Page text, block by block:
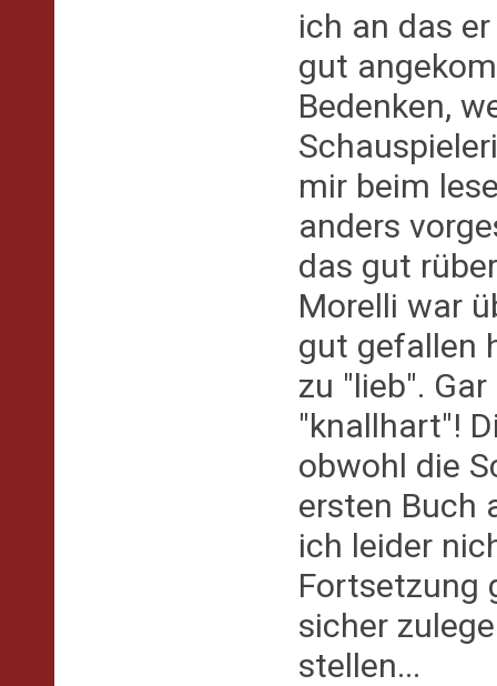
ich an das
gut
Bedenken,
mir beim
anders
das gut
Morelli war
gut gefallen
zu "lieb".
"knallhart"!
obwohl die
ersten Buch
ich leider
Fortsetzung
sicher
stellen...